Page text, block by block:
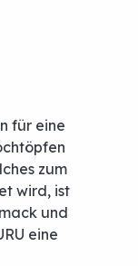
für eine
zum
wird, ist
und
eine